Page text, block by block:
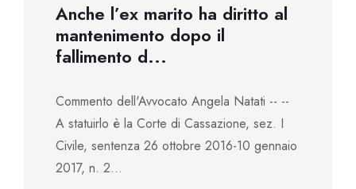
Anche l’ex marito ha diritto al
mantenimento dopo il
fallimento d...
Commento dell'Avvocato Angela Natati -- --
A statuirlo è la Corte di Cassazione, sez. I
Civile, sentenza 26 ottobre 2016-10 gennaio
2017, n. 2...